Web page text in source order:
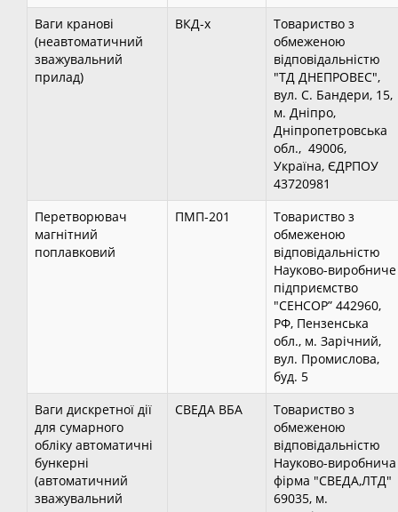
Ваги кранові
(неавтоматичний
зважувальний
прилад)
ВКД-х
Товариство з
обмеженою
відповідальністю
"ТД ДНЕПРОВЕС",
вул. С. Бандери, 15,
м. Дніпро,
Дніпропетровська
обл., 49006,
Україна, ЄДРПОУ
43720981
Перетворювач
магнітний
поплавковий
ПМП-201
Товариство з
обмеженою
відповідальністю
Науково-виробниче
підприємство
"СЕНСОР” 442960,
РФ, Пензенська
обл., м. Зарічний,
вул. Промислова,
буд. 5
Ваги дискретної дії
для сумарного
обліку автоматичні
бункерні
(автоматичний
зважувальний
СВЕДА ВБА
Товариство з
обмеженою
відповідальністю
Науково-виробнича
фірма "СВЕДА,ЛТД"
69035, м.